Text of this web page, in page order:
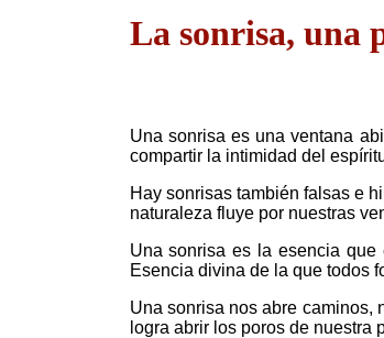
La sonrisa, una
Una sonrisa es una ventana
compartir la intimidad del
Hay sonrisas también falsas e
naturaleza fluye por nuestras
Una sonrisa es la esencia
Esencia divina de la que todos
Una sonrisa nos abre caminos,
logra abrir los poros de nuestra